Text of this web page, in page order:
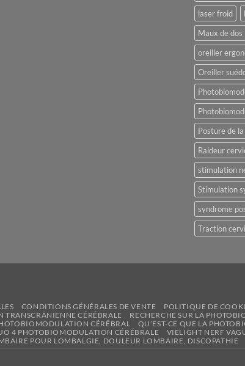
laser froid
Maux de dos
oreiller
Oreiller
Posture de
Raideur
stimulation
Stimulation
syndrome
Traction
CONDITIONS GÉNÉRALES DE VENTE POLITIQUE DE
CÉRÉBRALE
RECHERCHE SUR LA
CÉRÉBRAL
QU’EST-CE QUE LA
4 PHOTOBIOMODULATION CÉRÉBRALE
VIELIGHT NERF
POUR LOMBALGIE, DOULEUR LOMBAIRE, DISCOPATHIE